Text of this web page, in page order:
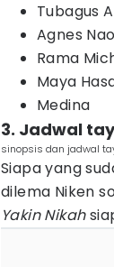
Tubagus
Agnes
Rama
Maya
Medina
3. Jadwal
sinopsis dan jadwal
Siapa yang
dilema Niken
Yakin Nikah